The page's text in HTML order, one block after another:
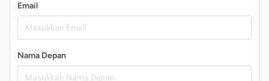
Email
Nama Depan